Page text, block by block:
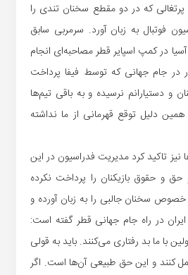
که در دو مقطع سخنان تندی را
فوتبال به زبان آورد. سرمربی سابق
در کمپ اسپایر قطر مصاحبه‌ای انجام
جام جهانی که توسط فیفا پرداخت
شده، به دست من، بازیکنان و دستیارانم نرسیده و به باقی تیم‎‌ها
دلیل توقع قهرمانی از ما نداشته
تاکید کرد مدیریت فدراسیون در این
و حقوق بازیکنان را پرداخت نکرده
سخنان جالبی را به زبان آورده و
در راه جام جهانی قطر گفته است:
با ما بد رفتاری می‌کنند. باید به قولی
کنند و این حق طبیعی آن‌ها است. اگر